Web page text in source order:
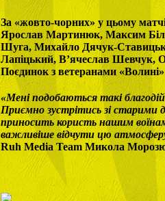
За «жовто-чорних» у цьому
Ярослав Мартинюк, Максим
Шуга, Михайло Дячук-
Лапіцький, В’ячеслав Шевчук,
Поєдинок з ветеранами
«Мені подобаються такі
Приємно зустрітись зі старими
приносить користь нашим
важливіше відчути цю
Ruh Media Team Микола